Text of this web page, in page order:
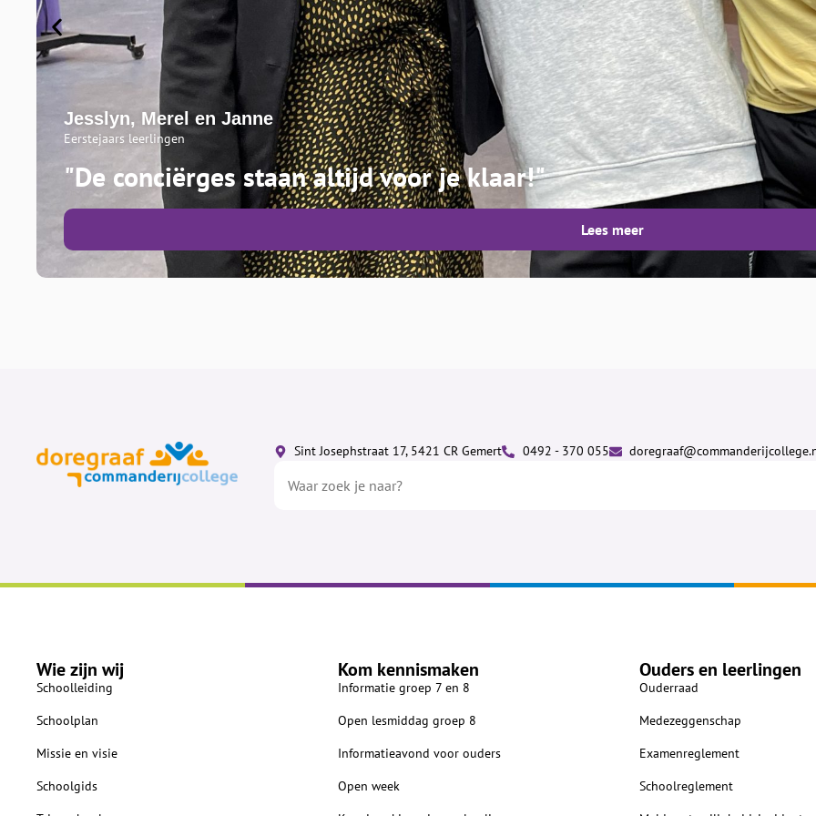
Jesslyn, Merel en Janne
Eerstejaars leerlingen
"De conciërges staan altijd voor je klaar!"
Lees meer
Sint Josephstraat 17, 5421 CR Gemert 0492 - 370 055
Wie zijn wij
Schoolleiding
Schoolplan
Missie en visie
Schoolgids
Kom kennismaken
Informatie groep 7 en 8
Open lesmiddag groep 8
Informatieavond voor ouders
Open week
Ouders en leerlingen
Ouderraad
Medezeggenschap
Examenreglement
Schoolreglement